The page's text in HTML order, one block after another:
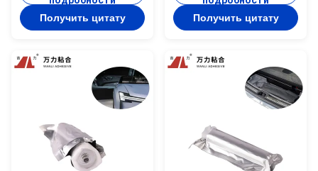
желтоватому
прилипателю для
внешней отделки PUR-
Получить цитату
автомобильного
скрепляя
Получить цитату